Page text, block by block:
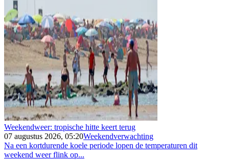
Weekendweer: tropische hitte keert terug
07 augustus 2026, 05:20Weekendverwachting
Na een kortdurende koele periode lopen de temperaturen dit
weekend weer flink op...